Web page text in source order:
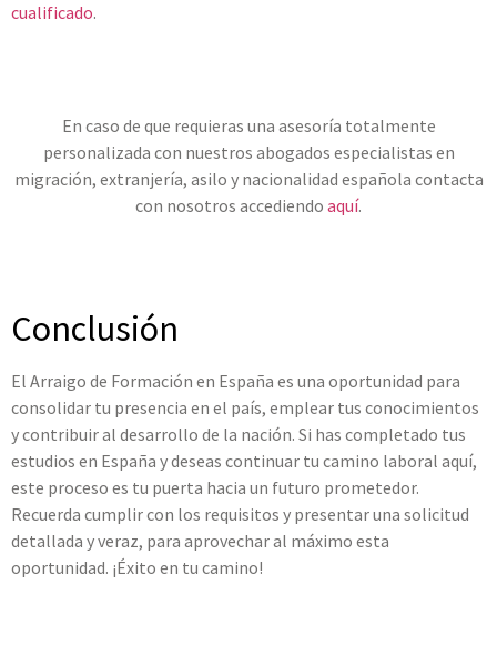
cualificado.
En caso de que requieras una asesoría totalmente
personalizada con nuestros abogados especialistas en
migración, extranjería, asilo y nacionalidad española contacta
con nosotros accediendo aquí.
Conclusión
El Arraigo de Formación en España es una oportunidad para
consolidar tu presencia en el país, emplear tus conocimientos
y contribuir al desarrollo de la nación. Si has completado tus
estudios en España y deseas continuar tu camino laboral aquí,
este proceso es tu puerta hacia un futuro prometedor.
Recuerda cumplir con los requisitos y presentar una solicitud
detallada y veraz, para aprovechar al máximo esta
oportunidad. ¡Éxito en tu camino!